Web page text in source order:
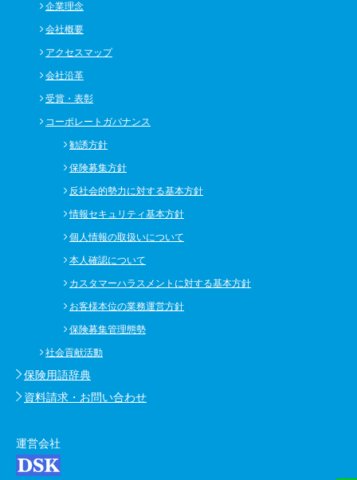
企業理念
会社概要
アクセスマップ
会社沿革
受賞・表彰
コーポレートガバナンス
勧誘方針
保険募集方針
反社会的勢力に対する基本方針
情報セキュリティ基本方針
個人情報の取扱いについて
本人確認について
カスタマーハラスメントに対する基本方針
お客様本位の業務運営方針
保険募集管理態勢
社会貢献活動
保険用語辞典
資料請求・お問い合わせ
運営会社